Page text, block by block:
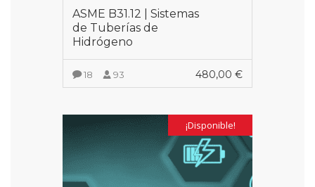
ASME B31.12 | Sistemas
de Tuberías de
Hidrógeno
18 93 480,00 €
¡Disponible!